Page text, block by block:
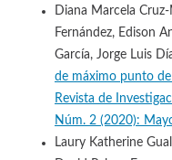
Diana Marcela
Fernández, Edison
García, Jorge Luis
de máximo punto
Revista de
Núm. 2 (2020):
Laury Katherine